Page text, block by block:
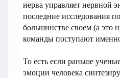
нерва управляет нервной
последние исследования
большинстве своем (а это
команды поступают
То есть если раньше
эмоции человека